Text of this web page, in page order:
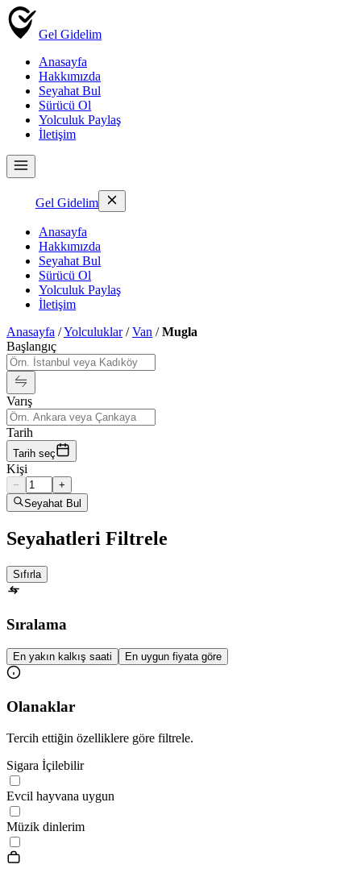
Gel Gidelim
Anasayfa
Hakkımızda
Seyahat Bul
Sürücü Ol
Yolculuk Paylaş
İletişim
Gel Gidelim
Anasayfa
Hakkımızda
Seyahat Bul
Sürücü Ol
Yolculuk Paylaş
İletişim
Anasayfa /Yolculuklar/Van /Mugla
Başlangıç
Varış
Tarih
Tarih seç
Kişi
−
+
Seyahat Bul
Seyahatleri Filtrele
Sıfırla
Sıralama
En yakın kalkış saati En uygun fiyata göre
Olanaklar
Tercih ettiğin özelliklere göre filtrele.
Sigara İçilebilir
Evcil hayvana uygun
Müzik dinlerim